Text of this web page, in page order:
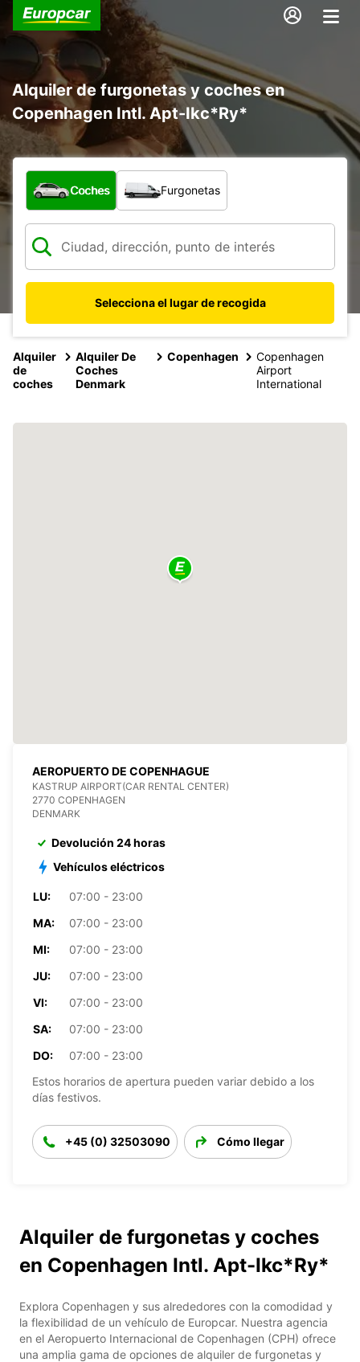
Alquiler de furgonetas y coches en
Copenhagen Intl. Apt-Ikc*Ry*
¿Qué tipo de vehículo?
Coches Furgonetas
Selecciona el lugar de recogida
Alquiler
de
coches
Alquiler De
Coches
Denmark
Copenhagen
Copenhagen
Airport
International
AEROPUERTO DE COPENHAGUE
KASTRUP AIRPORT(CAR RENTAL CENTER)
2770 COPENHAGEN
DENMARK
Devolución 24 horas
Vehículos eléctricos
LU:
07:00 - 23:00
MA:
07:00 - 23:00
MI:
07:00 - 23:00
JU:
07:00 - 23:00
VI:
07:00 - 23:00
SA:
07:00 - 23:00
DO:
07:00 - 23:00
Estos horarios de apertura pueden variar debido a los
días festivos.
+45 (0) 32503090 Cómo llegar
Alquiler de furgonetas y coches
en Copenhagen Intl. Apt-Ikc*Ry*
Explora Copenhagen y sus alrededores con la comodidad y
la flexibilidad de un vehículo de Europcar. Nuestra agencia
en el Aeropuerto Internacional de Copenhagen (CPH) ofrece
una amplia gama de opciones de alquiler de furgonetas y